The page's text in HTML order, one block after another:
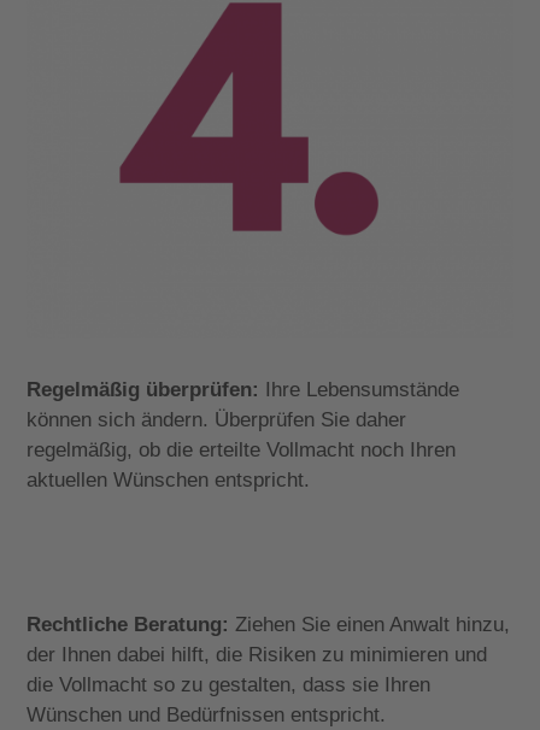
Regelmäßig überprüfen:
Ihre Lebensumstände
können sich ändern. Überprüfen Sie daher
regelmäßig, ob die erteilte Vollmacht noch Ihren
aktuellen Wünschen entspricht.
Rechtliche Beratung: Ziehen Sie einen Anwalt hinzu,
der Ihnen dabei hilft, die Risiken zu minimieren und
die Vollmacht so zu gestalten, dass sie Ihren
Wünschen und Bedürfnissen entspricht.